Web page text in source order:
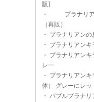
販]
・
プラナリ
（再販）
・ プラナリアンの
・ プラナリアンキ
・ プラナリアンキ
レー
・ プラナリアンキ
体） グレーにレッ
・ バブルプラナリ